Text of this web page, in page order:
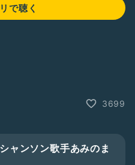
で聴く
3699
ンソン歌手あみのま